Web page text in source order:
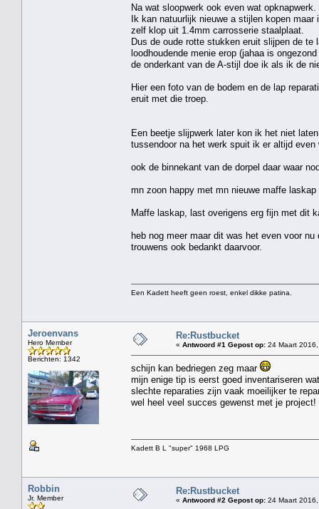
Na wat sloopwerk ook even wat opknapwerk.
Ik kan natuurlijk nieuwe a stijlen kopen
zelf klop uit 1.4mm carrosserie staalplaat.
Dus de oude rotte stukken eruit slijpen de te
loodhoudende menie erop (jahaa is
de onderkant van de A-stijl doe ik als ik de
Hier een foto van de bodem en de lap
eruit met die troep.
Een beetje slijpwerk later kon ik het niet
tussendoor na het werk spuit ik er altijd
ook de binnekant van de dorpel daar waar
mn zoon happy met mn nieuwe maffe
Maffe laskap, last overigens erg fijn met dit
heb nog meer maar dit was het even voor
trouwens ook bedankt daarvoor.
Een Kadett heeft geen roest, enkel dikke patina.
Jeroenvans
Hero Member
Berichten: 1342
Re:Rustbucket
« Antwoord #1 Gepost op: 24 Maart
schijn kan bedriegen zeg maar
mijn enige tip is eerst goed inventariseren
slechte reparaties zijn vaak moeilijker te
wel heel veel succes gewenst met je project!
Kadett B L "super" 1968 LPG
Robbin
Jr. Member
Re:Rustbucket
« Antwoord #2 Gepost op: 24 Maart